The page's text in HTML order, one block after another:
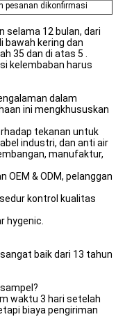
pesanan dikonfirmasi
selama 12 bulan, dari
bawah kering dan
35 dan di atas 5 .
kelembaban harus
dalam
ini mengkhususkan
tekanan untuk
industri, dan anti air
manufaktur,
OEM & ODM, pelanggan
kontrol kualitas
hygenic.
baik dari 13 tahun
waktu 3 hari setelah
biaya pengiriman